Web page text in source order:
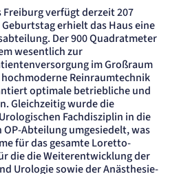
verfügt derzeit 207
erhielt das Haus eine
Der 900 Quadratmeter
wesentlich zur
im Großraum
Reinraumtechnik
optimale betriebliche und
Gleichzeitig wurde die
Fachdisziplin in die
Abteilung umgesiedelt, was
für das gesamte Loretto-
die die Weiterentwicklung der
Urologie sowie der Anästhesie-
Informationen
helfen uns
Besucher unsere